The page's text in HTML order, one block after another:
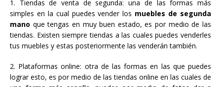
1. Tiendas de venta de segunda: una de las formas más
simples en la cual puedes vender los muebles de segunda
mano que tengas en muy buen estado, es por medio de las
tiendas. Existen siempre tiendas a las cuales puedes venderles
tus muebles y estas posteriormente las venderán también.
2. Plataformas online: otra de las formas en las que puedes
lograr esto, es por medio de las tiendas online en las cuales de